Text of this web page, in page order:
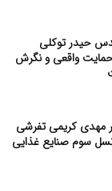
حیدر توکلی
حمایت واقعی و نگرش
مهدی کریمی تفرشی
سوم صنایع غذایی